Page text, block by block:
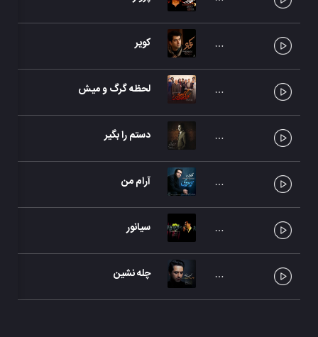
کویر
لحظه گرگ و میش
دستم را بگیر
آرام من
سیانور
چله نشین